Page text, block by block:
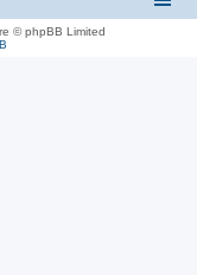
© phpBB Limited